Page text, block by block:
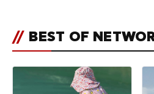
// BEST OF